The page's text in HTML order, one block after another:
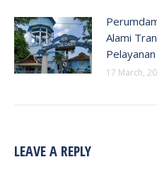
Alami
17 March,
LEAVE A REPLY